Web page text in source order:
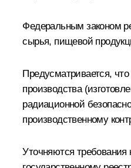
Федеральным законом
сырья, пищевой
Предусматривается,
производства
радиационной
производственному
Уточняются требования